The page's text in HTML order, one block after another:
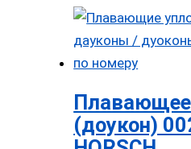
Плавающее
(доукон)